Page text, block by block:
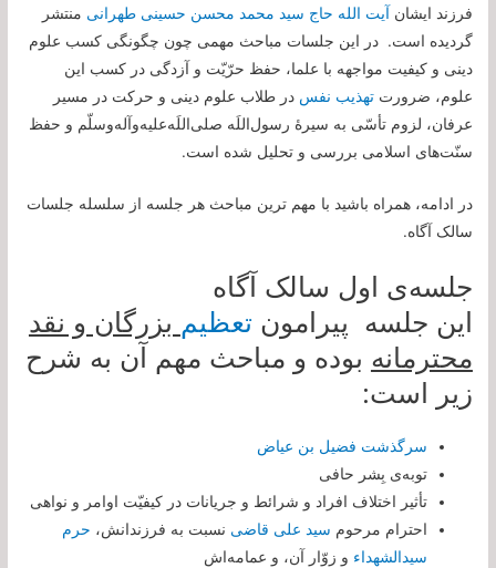
فرزند ایشان آیت الله حاج سید محمد محسن حسینی طهرانی منتشر
گردیده است. در این جلسات مباحث مهمی چون چگونگی کسب علوم
دینی و کیفیت مواجهه با علما، حفظ حرّیّت و آزدگی در کسب این
علوم، ضرورتتهذیب نفس در طلاب علوم دینی و حرکت در مسیر
عرفان، لزوم تأسّی به سیرۀ رسول‌اللَه صلی‌اللَه‌علیه‌وآله‌وسلّم و حفظ
سنّت‌های اسلامی بررسی و تحلیل شده است.
در ادامه، همراه باشید با مهم ترین مباحث هر جلسه از سلسله جلسات
سالک آگاه.
جلسه‌ی اول سالک آگاه
این جلسه پیرامونتعظیم بزرگان و نقد
محترمانه بوده و مباحث مهم آن به شرح
زیر است:
سرگذشت فضیل بن عیاض
توبه‌ی بِشر حافی
تأثیر اختلاف افراد و شرائط و جریانات در کیفیّت اوامر و نواهی
احترام مرحوم سید علی قاضی نسبت به فرزندانش، حرم
سیدالشهداء و زوّار آن، و عمامه‌اش